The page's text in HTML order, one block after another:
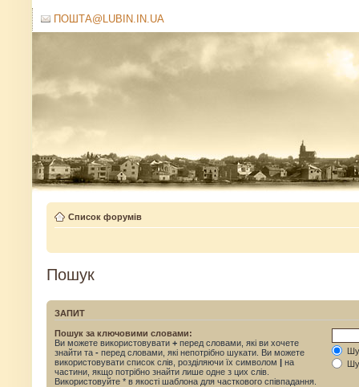
ПОШТА@LUBIN.IN.UA
Список форумів
Пошук
ЗАПИТ
Пошук за ключовими словами:
Ви можете використовувати + перед словами, які ви хочете
знайти та - перед словами, які непотрібно шукати. Ви можете
використовувати список слів, розділяючи їх символом | на
частини, якщо потрібно знайти лише одне з цих слів.
Використовуйте * в якості шаблона для часткового співпадання.